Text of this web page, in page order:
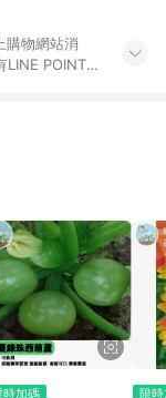
購物網站消
POINTS
計算將排除訂
達盛通生活
推出精選、
時加碼 限